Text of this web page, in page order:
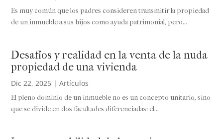
Es muy común que los padres consideren transmitir la propiedad
de un inmueble a sus hijos como ayuda patrimonial, pero...
Desafíos y realidad en la venta de la nuda
propiedad de una vivienda
Dic 22, 2025 |Artículos
El pleno dominio de un inmueble no es un concepto unitario, sino
que se divide en dos facultades diferenciadas: el...